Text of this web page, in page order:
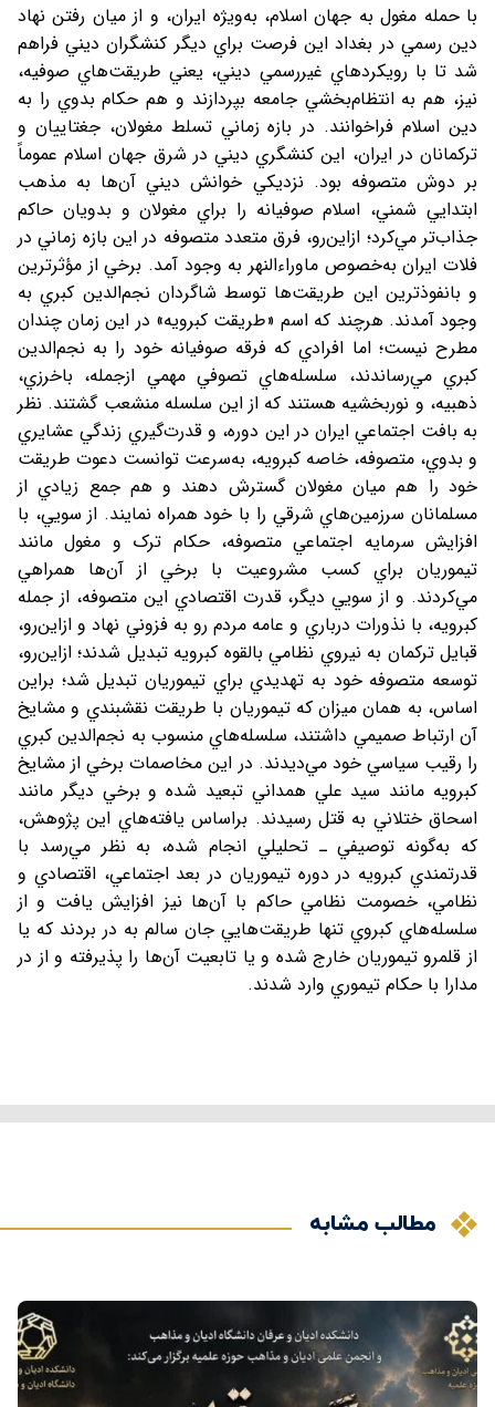
با حمله مغول به جهان اسلام، به‌ويژه ايران، و از ميان رفتن نهاد
دين رسمي در بغداد اين فرصت براي ديگر کنشگران ديني فراهم
شد تا با رويکردهاي غيررسمي ديني، يعني طريقت‌هاي صوفيه،
نيز، هم به انتظام‌بخشي جامعه بپردازند و هم حکام بدوي را به
دين اسلام فراخوانند. در بازه زماني تسلط مغولان، جغتاييان و
ترکمانان در ايران، اين کنشگري ديني در شرق جهان اسلام عموماً
بر دوش متصوفه بود. نزديکي خوانش ديني آن‌ها به مذهب
ابتدايي شمني، اسلام صوفيانه را براي مغولان و بدويان حاکم
جذاب‌تر مي‌کرد؛ ازاين‌رو، فرق متعدد متصوفه در اين بازه زماني در
فلات ايران به‌خصوص ماوراءالنهر به وجود آمد. برخي از مؤثرترين
و بانفوذترين اين طريقت‌ها توسط شاگردان نجم‌الدين کبري به
وجود آمدند. هرچند که اسم «طريقت کبرويه» در اين زمان چندان
مطرح نيست؛ اما افرادي که فرقه صوفيانه خود را به نجم‌الدين
کبري مي‌رساندند، سلسله‌هاي تصوفي مهمي ازجمله، باخرزي،
ذهبيه، و نوربخشيه هستند که از اين سلسله منشعب گشتند. نظر
به بافت اجتماعي ايران در اين دوره، و قدرت‌گيري زندگي عشايري
و بدوي، متصوفه، خاصه کبرويه، به‌سرعت توانست دعوت طريقت
خود را هم ميان مغولان گسترش دهند و هم جمع زيادي از
مسلمانان سرزمين‌هاي شرقي را با خود همراه نمايند. از سويي، با
افزايش سرمايه اجتماعي متصوفه، حکام ترک و مغول مانند
تيموريان براي کسب مشروعيت با برخي از آن‌ها همراهي
مي‌کردند. و از سويي ديگر، قدرت اقتصادي اين متصوفه، از جمله
کبرويه، با نذورات درباري و عامه مردم رو به فزوني نهاد و ازاين‌رو،
قبايل ترکمان به نيروي نظامي بالقوه کبرويه تبديل شدند؛ ازاين‌رو،
توسعه متصوفه خود به تهديدي براي تيموريان تبديل شد؛ براين
اساس، به همان ميزان که تيموريان با طريقت نقشبندي و مشايخ
آن ارتباط صميمي داشتند، سلسله‌هاي منسوب به نجم‌الدين کبري
را رقيب سياسي خود مي‌ديدند. در اين مخاصمات برخي از مشايخ
کبرويه مانند سيد علي همداني تبعيد شده و برخي ديگر مانند
اسحاق ختلاني به قتل رسيدند. براساس يافته‌هاي اين پژوهش،
که به‌گونه توصيفي ـ تحليلي انجام شده، به نظر مي‌رسد با
قدرتمندي کبرويه در دوره تيموريان در بعد اجتماعي، اقتصادي و
نظامي، خصومت نظامي حاکم با آن‌ها نيز افزايش يافت و از
سلسله‌هاي کبروي تنها طريقت‌هايي جان سالم به در بردند که يا
از قلمرو تيموريان خارج شده و يا تابعيت آن‌ها را پذيرفته و از در
مدارا با حکام تيموري وارد شدند.
مطالب مشابه